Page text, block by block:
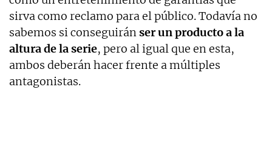
sirva como reclamo para el público. Todavía no
sabemos si conseguiránser un producto a la
altura de la serie, pero al igual que en esta,
ambos deberán hacer frente a múltiples
antagonistas.